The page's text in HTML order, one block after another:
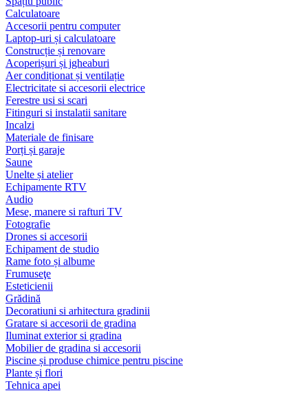
Calculatoare
Accesorii pentru computer
Laptop-uri și calculatoare
Construcție și renovare
Acoperișuri și jgheaburi
Aer condiționat și ventilație
Electricitate si accesorii electrice
Ferestre usi si scari
Fitinguri si instalatii sanitare
Incalzi
Materiale de finisare
Porți și garaje
Saune
Unelte și atelier
Echipamente RTV
Audio
Mese, manere si rafturi TV
Fotografie
Drones si accesorii
Echipament de studio
Rame foto și albume
Frumuseţe
Esteticienii
Grădină
Decoratiuni si arhitectura gradinii
Gratare si accesorii de gradina
Iluminat exterior si gradina
Mobilier de gradina si accesorii
Piscine și produse chimice pentru piscine
Plante și flori
Tehnica apei